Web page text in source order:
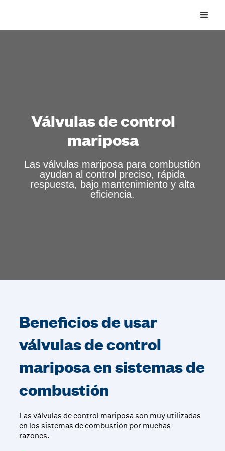
Válvulas de control
mariposa
Las válvulas mariposa para combustión
ayudan al control preciso, rápida
respuesta, bajo mantenimiento y alta
eficiencia.
Beneficios de usar
válvulas de control
mariposa en sistemas de
combustión
Las válvulas de control mariposa son muy utilizadas
en los sistemas de combustión por muchas
razones.